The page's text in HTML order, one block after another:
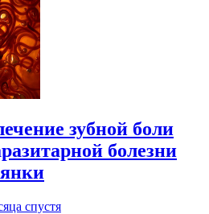
зубной боли
болезни
спустя